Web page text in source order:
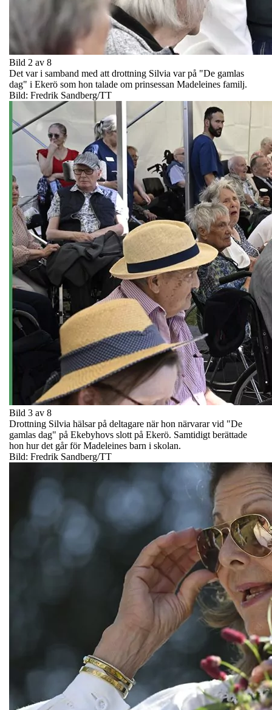
Bild 2 av 8
Det var i samband med att drottning Silvia var på "De gamlas
dag" i Ekerö som hon talade om prinsessan Madeleines familj.
Bild: Fredrik Sandberg/TT
Bild 3 av 8
Drottning Silvia hälsar på deltagare när hon närvarar vid "De
gamlas dag" på Ekebyhovs slott på Ekerö. Samtidigt berättade
hon hur det går för Madeleines barn i skolan.
Bild: Fredrik Sandberg/TT